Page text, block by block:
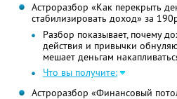
Астроразбор «Как перекрыть
стабилизировать доход» за
Разбор показывает, почему
действия и привычки
мешает деньгам
Что вы получите:
Астроразбор «Финансовый